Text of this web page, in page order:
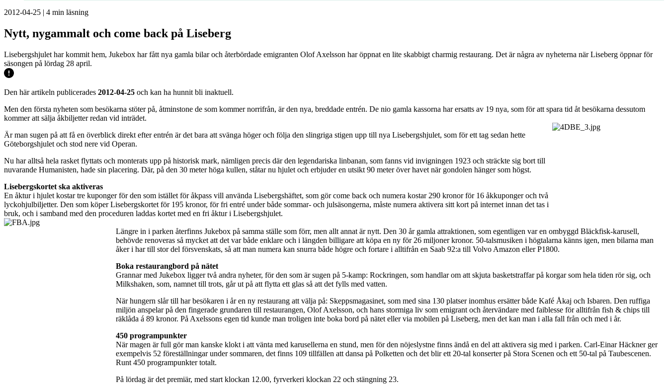
2012-04-25 | 4 min läsning
Nytt, nygammalt och come back på Liseberg
Lisebergshjulet har kommit hem, Jukebox har fått nya gamla bilar och återbördade emigranten Olof Axelsson har öppnat en lite skabbigt charmig restaurang. Det är några av nyheterna när Liseberg öppnar för
säsongen på lördag 28 april.
Den här artikeln publicerades 2012-04-25 och kan ha hunnit bli inaktuell.
Men den första nyheten som besökarna stöter på, åtminstone de som kommer norrifrån, är den nya, breddade entrén. De nio gamla kassorna har ersatts av 19 nya, som för att spara tid åt besökarna dessutom
kommer att sälja åkbiljetter redan vid inträdet.
Är man sugen på att få en överblick direkt efter entrén är det bara att svänga höger och följa den slingriga stigen upp till nya Lisebergshjulet, som för ett tag sedan hette
Göteborgshjulet och stod nere vid Operan.
Nu har alltså hela rasket flyttats och monterats upp på historisk mark, nämligen precis där den legendariska linbanan, som fanns vid invigningen 1923 och sträckte sig bort till
nuvarande Humanisten, hade sin placering. Där, på den 30 meter höga kullen, ståtar nu hjulet och erbjuder en utsikt 90 meter över havet när gondolen hänger som högst.
Lisebergskortet ska aktiveras
En åktur i hjulet kostar tre kuponger för den som istället för åkpass vill använda Lisebergshäftet, som gör come back och numera kostar 290 kronor för 16 åkkuponger och två
lyckohjulbiljetter. Den som köper Lisebergskortet för 195 kronor, för fri entré under både sommar- och julsäsongerna, måste numera aktivera sitt kort på internet innan det tas i
bruk, och i samband med den proceduren laddas kortet med en fri åktur i Lisebergshjulet.
Längre in i parken återfinns Jukebox på samma ställe som förr, men allt annat är nytt. Den 30 år gamla attraktionen, som egentligen var en ombyggd Bläckfisk-karusell,
behövde renoveras så mycket att det var både enklare och i längden billigare att köpa en ny för 26 miljoner kronor. 50-talsmusiken i högtalarna känns igen, men bilarna man
åker i har till stor del försvenskats, så att man numera kan snurra både högre och fortare i alltifrån en Saab 92:a till Volvo Amazon eller P1800.
Boka restaurangbord på nätet
Grannar med Jukebox ligger två andra nyheter, för den som är sugen på 5-kamp: Rockringen, som handlar om att skjuta basketstraffar på korgar som hela tiden rör sig, och
Milkshaken, som, namnet till trots, går ut på att flytta ett glas så att det fylls med vatten.
När hungern slår till har besökaren i år en ny restaurang att välja på: Skeppsmagasinet, som med sina 130 platser inomhus ersätter både Kafé Åkaj och Isbaren. Den ruffiga
miljön anspelar på den fingerade grundaren till restaurangen, Olof Axelsson, och hans stormiga liv som emigrant och återvändare med faiblesse för alltifrån fish & chips till
räklåda á 89 kronor. På Axelssons egen tid kunde man troligen inte boka bord på nätet eller via mobilen på Liseberg, men det kan man i alla fall från och med i år.
450 programpunkter
När magen är full gör man kanske klokt i att vänta med karusellerna en stund, men för den nöjeslystne finns ändå en del att aktivera sig med i parken. Carl-Einar Häckner ger
exempelvis 52 föreställningar under sommaren, det finns 109 tillfällen att dansa på Polketten och det blir ett 20-tal konserter på Stora Scenen och ett 50-tal på Taubescenen.
Runt 450 programpunkter totalt.
På lördag är det premiär, med start klockan 12.00, fyrverkeri klockan 22 och stängning 23.